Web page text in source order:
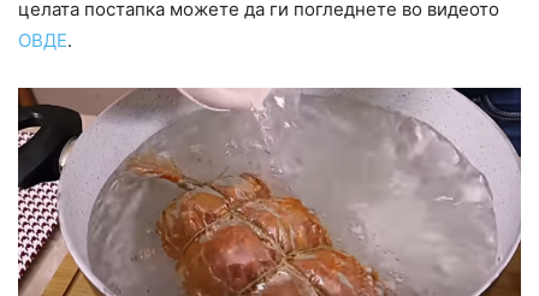
целата постапка можете да ги погледнете во видеото
ОВДЕ.